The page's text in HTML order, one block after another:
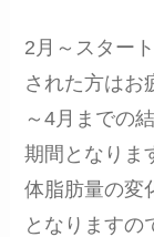
2月～スター
された方はお
～4月までの
期間となりま
体脂肪量の変
となりますの